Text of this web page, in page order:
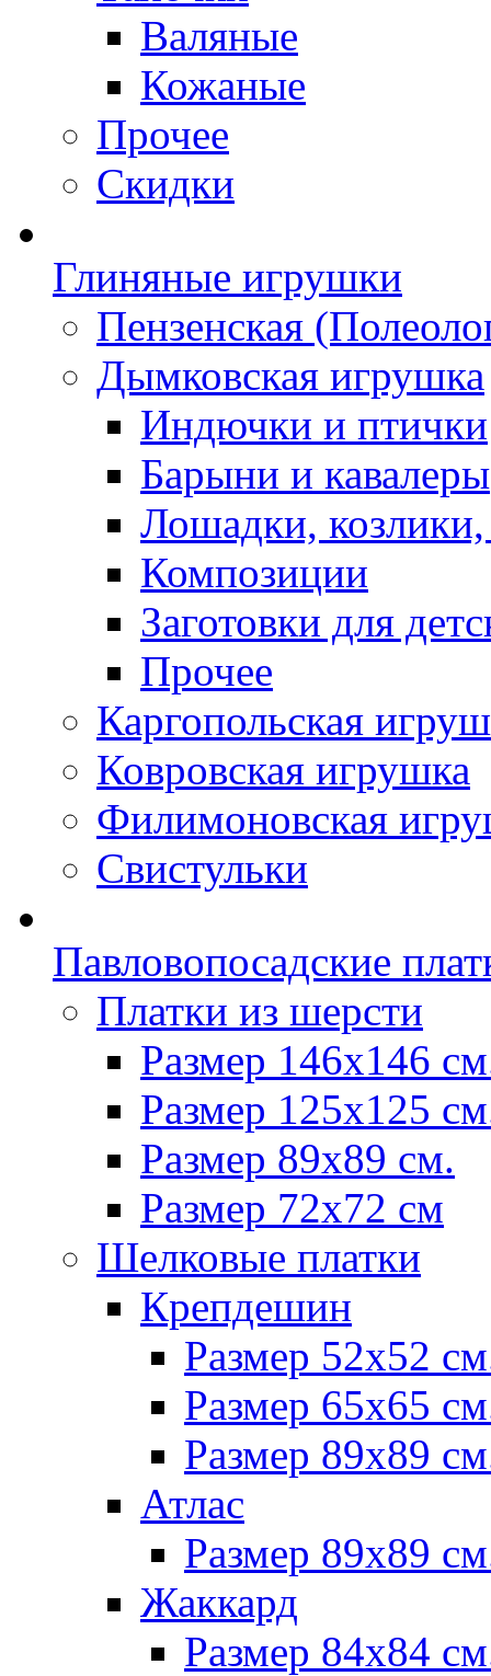
Валяные
Кожаные
Прочее
Скидки
Глиняные игрушки
Пензенская
Дымковская игрушка
Индючки и птички
Барыни и кавалеры
Лошадки,
Композиции
Заготовки для
Прочее
Каргопольская
Ковровская игрушка
Филимоновская
Свистульки
Павловопосадские
Платки из шерсти
Размер 146х146
Размер 125х125
Размер 89х89 см.
Размер 72x72 см
Шелковые платки
Крепдешин
Размер 52х52
Размер 65х65
Размер 89х89
Атлас
Размер 89х89
Жаккард
Размер 84х84